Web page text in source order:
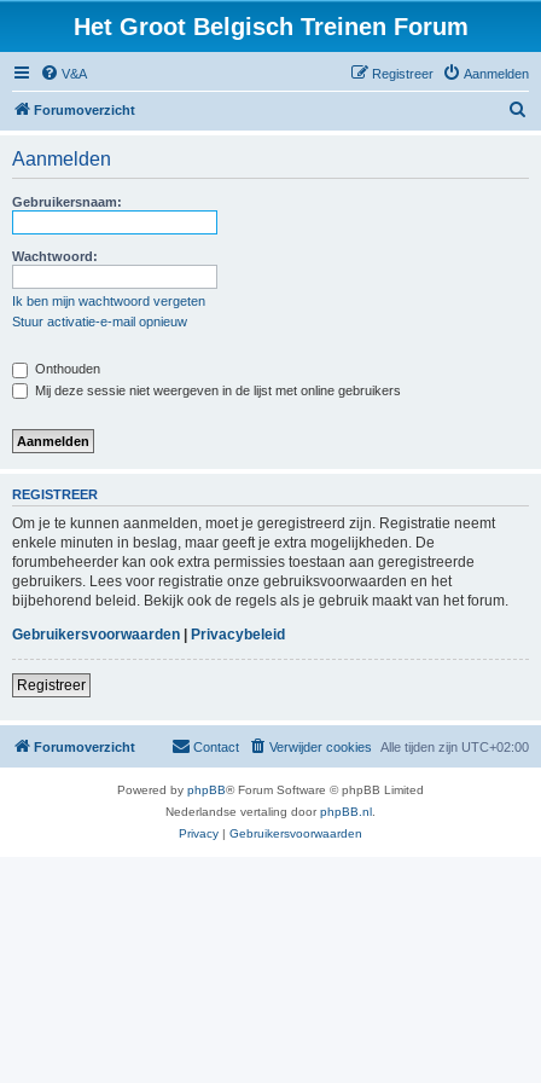
Het Groot Belgisch Treinen Forum
V&A Aanmelden
Registreer
Forumoverzicht
Aanmelden
Gebruikersnaam:
Wachtwoord:
Ik ben mijn wachtwoord vergeten
Stuur activatie-e-mail opnieuw
Onthouden
Mij deze sessie niet weergeven in de lijst met online gebruikers
REGISTREER
Om je te kunnen aanmelden, moet je geregistreerd zijn. Registratie neemt
enkele minuten in beslag, maar geeft je extra mogelijkheden. De
forumbeheerder kan ook extra permissies toestaan aan geregistreerde
gebruikers. Lees voor registratie onze gebruiksvoorwaarden en het
bijbehorend beleid. Bekijk ook de regels als je gebruik maakt van het forum.
Gebruikersvoorwaarden | Privacybeleid
Registreer
Forumoverzicht Alle tijden zijn UTC+02:00
Verwijder cookies
Contact
Powered by phpBB® Forum Software © phpBB Limited
Nederlandse vertaling doorphpBB.nl
Privacy | Gebruikersvoorwaarden